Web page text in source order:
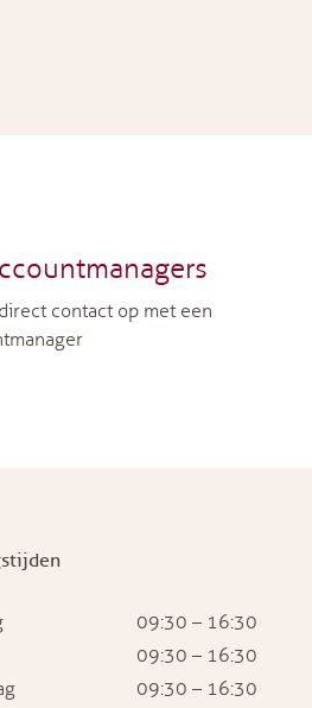
contact op met een
09:30 – 16:30
09:30 – 16:30
09:30 – 16:30